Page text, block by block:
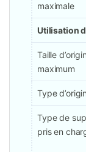
maximale
Utilisation
Taille
maximum
Type
Type de
pris en